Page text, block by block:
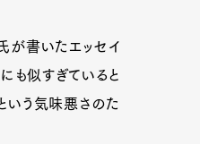
Fashion
が書いたエッセイ
にも似すぎていると
いう気味悪さのた